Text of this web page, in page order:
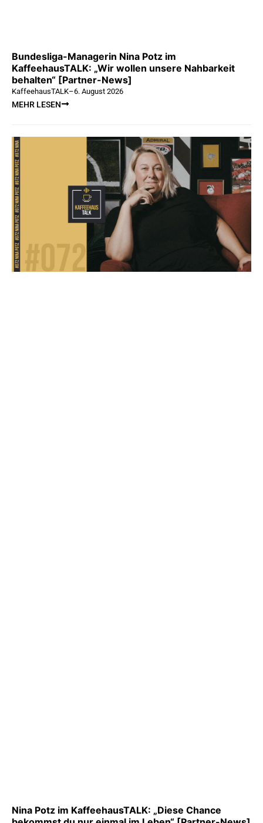
Bundesliga-Managerin Nina Potz im
KaffeehausTALK: „Wir wollen unsere Nahbarkeit
behalten“ [Partner-News]
KaffeehausTALK–6. August 2026
MEHR LESEN
Nina Potz im KaffeehausTALK: „Diese Chance